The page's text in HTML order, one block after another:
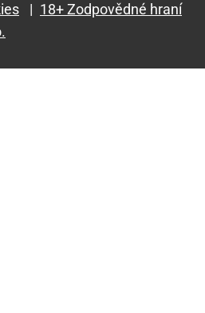
| 18+ Zodpovědné hraní